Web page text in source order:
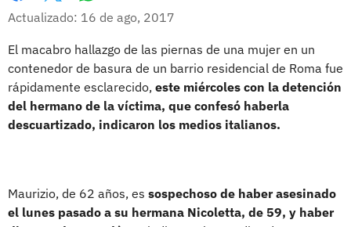
Facebook
X
Actualizado: 16 de ago, 2017
El macabro hallazgo de las piernas de una mujer en un
contenedor de basura de un barrio residencial de Roma fue
rápidamente esclarecido, este miércoles con la detención
del hermano de la víctima, que confesó haberla
descuartizado, indicaron los medios italianos.
Maurizio, de 62 años, es sospechoso de haber asesinado
el lunes pasado a su hermana Nicoletta, de 59, y haber